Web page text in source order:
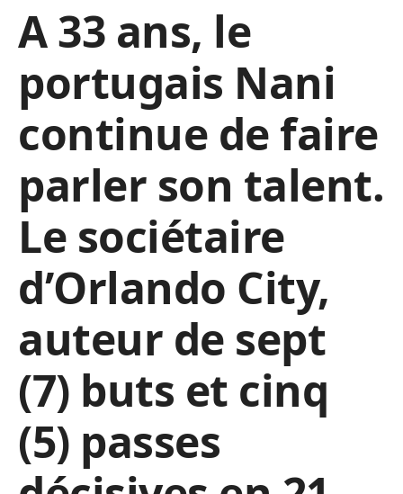
A 33 ans, le
portugais Nani
continue de faire
parler son talent.
Le sociétaire
d’Orlando City,
auteur de sept
(7) buts et cinq
(5) passes